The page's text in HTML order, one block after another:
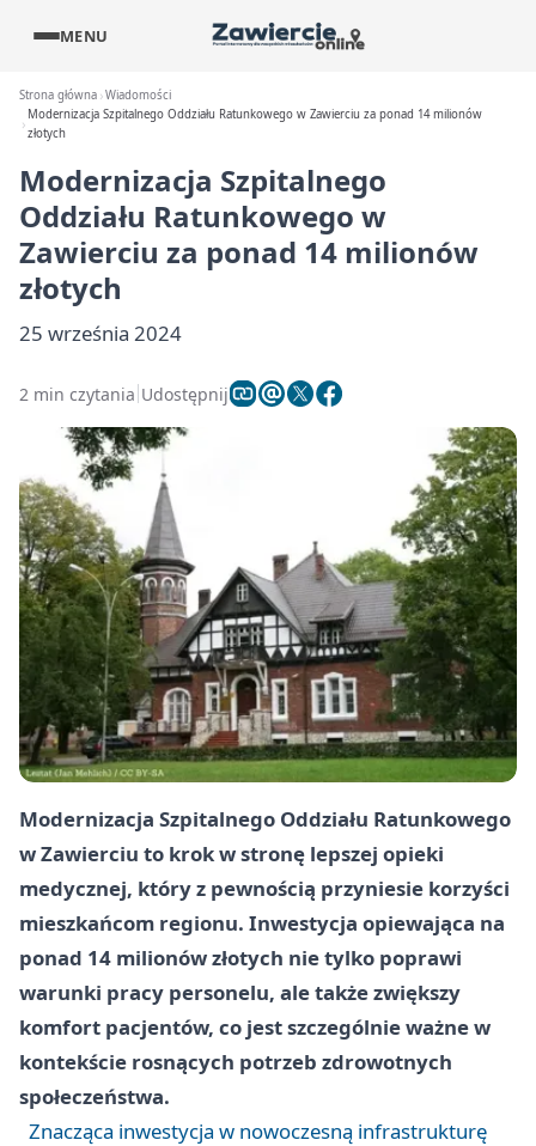
MENU
Strona główna Wiadomości
Modernizacja Szpitalnego Oddziału Ratunkowego w Zawierciu za ponad 14 milionów
złotych
Modernizacja Szpitalnego
Oddziału Ratunkowego w
Zawierciu za ponad 14 milionów
złotych
25 września 2024
2 min czytania Udostępnij
Modernizacja Szpitalnego Oddziału Ratunkowego
w Zawierciu to krok w stronę lepszej opieki
medycznej, który z pewnością przyniesie korzyści
mieszkańcom regionu. Inwestycja opiewająca na
ponad 14 milionów złotych nie tylko poprawi
warunki pracy personelu, ale także zwiększy
komfort pacjentów, co jest szczególnie ważne w
kontekście rosnących potrzeb zdrowotnych
społeczeństwa.
Znacząca inwestycja w nowoczesną infrastrukturę